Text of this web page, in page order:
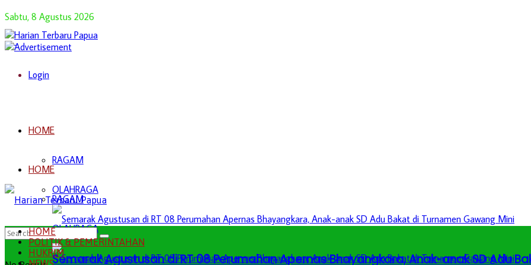
Sabtu, 8 Agustus 2026
Login
HOME
RAGAM
OLAHRAGA
Semarak Agustusan di RT 08 Perumahan Apernas Bhayangkara, Anak-anak SD Adu
HOME
RAGAM
OLAHRAGA
HOME
POLITIK & PEMERINTAHAN
HUKRIM